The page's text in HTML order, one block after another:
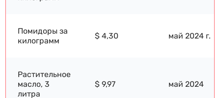
Помидоры за
килограмм
$ 4,30 май 2024 г.
Растительное
масло, 3
литра
$ 9,97 май 2024